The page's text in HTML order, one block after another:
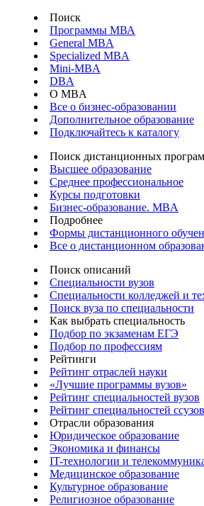
Поиск
Программы МВА
General MBA
Specialized MBA
Mini-MBA
DBA
О MBA
Все о бизнес-образовании
Дополнительное образование
Подключайтесь к каталогу
Поиск дистанционных
Высшее образование
Среднее профессиональное
Курсы подготовки
Бизнес-образование. MBA
Подробнее
Формы дистанционного
Все о дистанционном
Поиск описаний
Специальности вузов
Специальности колледжей и
Поиск вуза по специальности
Как выбрать специальность
Подбор по экзаменам ЕГЭ
Подбор по профессиям
Рейтинги
Рейтинг отраслей науки
«Лучшие программы вузов»
Рейтинг специальностей вузов
Рейтинг специальностей ссузов
Отрасли образования
Юридическое образование
Экономика и финансы
IT-технологии и
Медицинское образование
Культурное образование
Религиозное образование